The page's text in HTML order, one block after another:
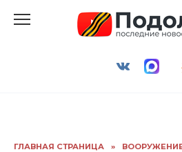
ГЛАВНАЯ СТРАНИЦА »